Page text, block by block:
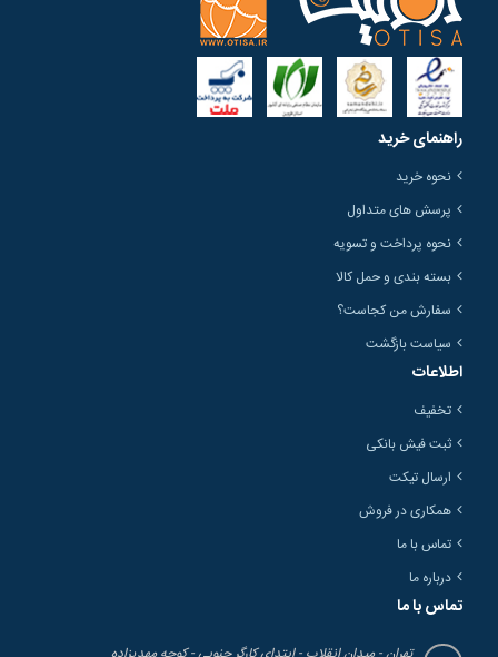
راهنمای خرید
نحوه خرید
پرسش های متداول
نحوه پرداخت و تسویه
بسته بندی و حمل کالا
سفارش من کجاست؟
سیاست بازگشت
اطلاعات
تخفیف
ثبت فیش بانکی
ارسال تیکت
همکاری در فروش
تماس با ما
درباره ما
تماس با ما